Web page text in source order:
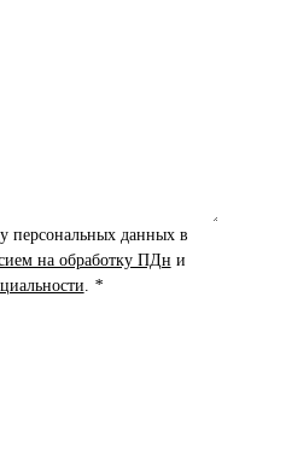
персональных данных в
на обработку ПДн и
*